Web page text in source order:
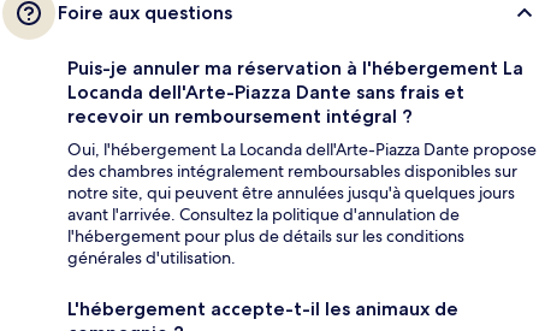
Foire aux questions
Puis-je annuler ma réservation à l'hébergement La
Locanda dell'Arte-Piazza Dante sans frais et
recevoir un remboursement intégral ?
Oui, l'hébergement La Locanda dell'Arte-Piazza Dante propose
des chambres intégralement remboursables disponibles sur
notre site, qui peuvent être annulées jusqu'à quelques jours
avant l'arrivée. Consultez la politique d'annulation de
l'hébergement pour plus de détails sur les conditions
générales d'utilisation.
L'hébergement accepte-t-il les animaux de